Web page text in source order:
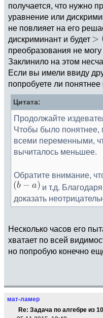
получается, что нужно
уравнение или
не повлияет на его
дискриминант и будет
преобразования не
Заклинило на этом
Если вы имели ввиду
попробуете ли
Цитата:
Продолжайте
Чтобы было понятнее,
всеми переменными,
вычиталось меньшее.
Обратите внимание,
и т.д.
доказать
Несколько часов его
хватает по всей
но попробую конечно
мат-ламер
Re: Задача по алгебре из